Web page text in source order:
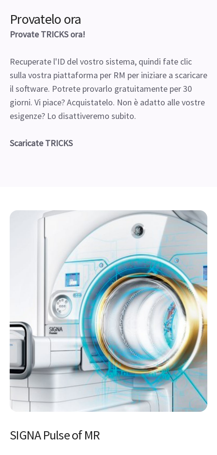
Provatelo ora
Provate TRICKS ora!
Recuperate l'ID del vostro sistema, quindi fate clic
sulla vostra piattaforma per RM per iniziare a scaricare
il software. Potrete provarlo gratuitamente per 30
giorni. Vi piace? Acquistatelo. Non è adatto alle vostre
esigenze? Lo disattiveremo subito.
Scaricate TRICKS
SIGNA Pulse of MR